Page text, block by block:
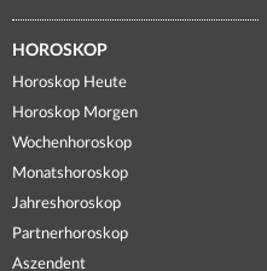
HOROSKOP
Horoskop Heute
Horoskop Morgen
Wochenhoroskop
Monatshoroskop
Jahreshoroskop
Partnerhoroskop
Aszendent